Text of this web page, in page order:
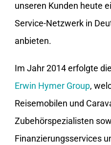
unseren Kunden heute
Service-Netzwerk in
anbieten.
Im Jahr 2014 erfolgte
Erwin Hymer Group,
Reisemobilen und
Zubehörspezialisten
Finanzierungsservices